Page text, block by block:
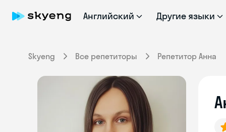
Английский Другие языки
Skyeng Все репетиторы Репетитор Анна